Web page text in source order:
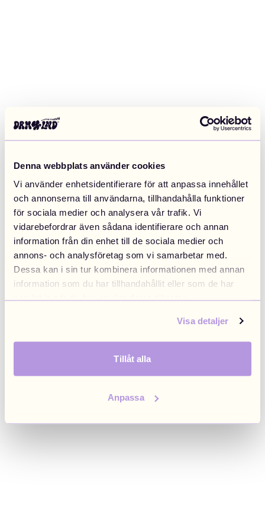
Denna webbplats använder cookies
Vi använder enhetsidentifierare för att anpassa innehållet
och annonserna till användarna, tillhandahålla funktioner
för sociala medier och analysera vår trafik. Vi
vidarebefordrar även sådana identifierare och annan
information från din enhet till de sociala medier och
annons- och analysföretag som vi samarbetar med.
Dessa kan i sin tur kombinera informationen med annan
information som du har tillhandahållit eller som de har
samlat in när du har använt deras tjänster.
Visa detaljer
Tillåt alla
Anpassa
Application error: a client-side exception has occurred (see the
browser console for more information).